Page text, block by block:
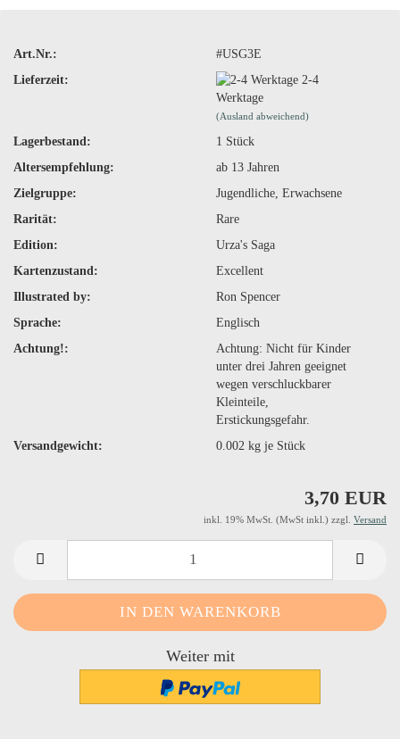
Art.Nr.:
#USG3E
Lieferzeit:
2-4
Werktage
(Ausland abweichend)
Lagerbestand: 1 Stück
Altersempfehlung:
ab 13 Jahren
Zielgruppe:
Jugendliche, Erwachsene
Rarität:
Rare
Edition:
Urza's Saga
Kartenzustand:
Excellent
Illustrated by:
Ron Spencer
Sprache:
Englisch
Achtung!:
Achtung: Nicht für Kinder
unter drei Jahren geeignet
wegen verschluckbarer
Kleinteile,
Erstickungsgefahr.
Versandgewicht:
0.002kg je Stück
3,70 EUR
inkl. 19% MwSt. (MwSt inkl.) zzgl. Versand
Weiter mit